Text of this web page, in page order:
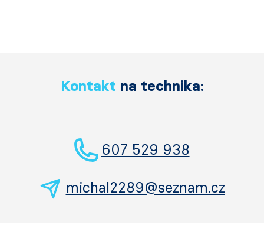
Kontakt na technika:
607 529 938
michal2289@seznam.cz